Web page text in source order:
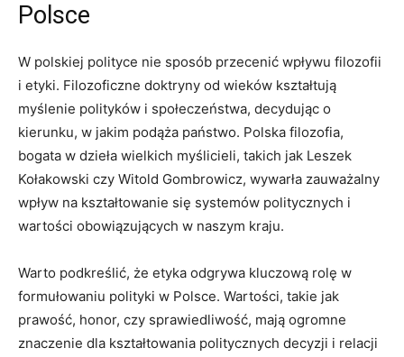
Polsce
W polskiej polityce⁢ nie sposób przecenić ⁢wpływu filozofii⁢
i etyki. Filozoficzne‍ doktryny od ‍wieków⁤ kształtują
myślenie polityków i społeczeństwa, decydując ​o‌
kierunku, w‍ jakim podąża państwo. Polska filozofia,
bogata w dzieła wielkich myślicieli, takich jak Leszek
Kołakowski czy Witold Gombrowicz, wywarła zauważalny
wpływ na kształtowanie​ się systemów​ politycznych i​
wartości obowiązujących ‍w naszym kraju.
Warto podkreślić, ⁣że etyka odgrywa⁣ kluczową rolę w
formułowaniu polityki w Polsce. Wartości, takie jak
prawość, honor,​ czy sprawiedliwość,⁣ mają ogromne
znaczenie dla kształtowania politycznych decyzji i relacji